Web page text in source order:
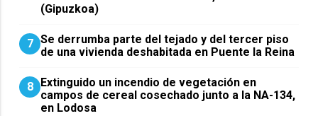
(Gipuzkoa)
7 Se derrumba parte del tejado y del tercer piso
de una vivienda deshabitada en Puente la Reina
8
Extinguido un incendio de vegetación en
campos de cereal cosechado junto a la NA-134,
en Lodosa